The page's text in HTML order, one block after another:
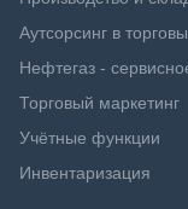
Аутсорсинг в
Нефтегаз -
Торговый маркетинг
Учётные функции
Инвентаризация